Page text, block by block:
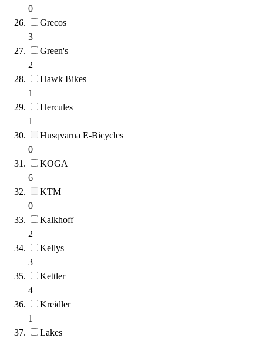
0
Grecos
3
Green's
2
Hawk Bikes
1
Hercules
1
Husqvarna E-Bicycles
0
KOGA
6
KTM
0
Kalkhoff
2
Kellys
3
Kettler
4
Kreidler
1
Lakes